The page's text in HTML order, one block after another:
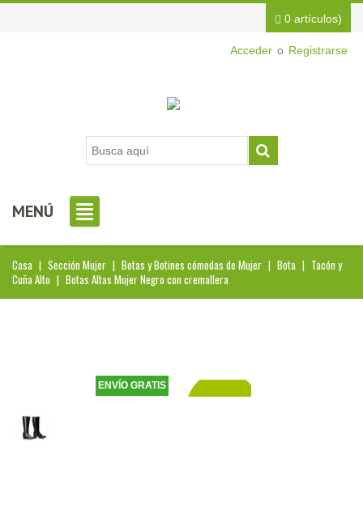
Acceder o Registrarse
0 artículos)
MENÚ
Casa | Sección Mujer | Botas y Botines cómodas de Mujer | Bota | Tacón y
Cuña Alto | Botas Altas Mujer Negro con cremallera
ENVÍO GRATIS